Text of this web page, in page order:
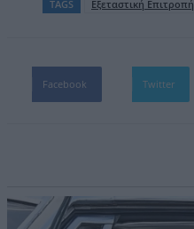
TAGS Εξεταστική Επιτροπή
Facebook Twitter